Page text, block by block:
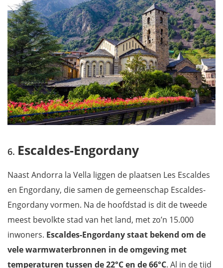
Escaldes-Engordany
Naast Andorra la Vella liggen de plaatsen Les Escaldes
en Engordany, die samen de gemeenschap Escaldes-
Engordany vormen. Na de hoofdstad is dit de tweede
meest bevolkte stad van het land, met zo’n 15.000
inwoners. Escaldes-Engordany staat bekend om de
vele warmwaterbronnen in de omgeving met
temperaturen tussen de 22°C en de 66°C. Al in de tijd